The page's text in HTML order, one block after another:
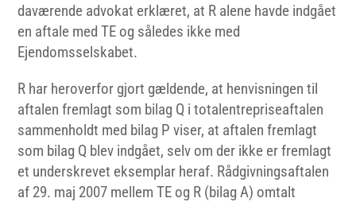
daværende advokat erklæret, at R alene havde indgået
en aftale med TE og således ikke med
Ejendomsselskabet.
R har heroverfor gjort gældende, at henvisningen til
aftalen fremlagt som bilag Q i totalentrepriseaftalen
sammenholdt med bilag P viser, at aftalen fremlagt
som bilag Q blev indgået, selv om der ikke er fremlagt
et underskrevet eksemplar heraf. Rådgivningsaftalen
af 29. maj 2007 mellem TE og R (bilag A) omtalt